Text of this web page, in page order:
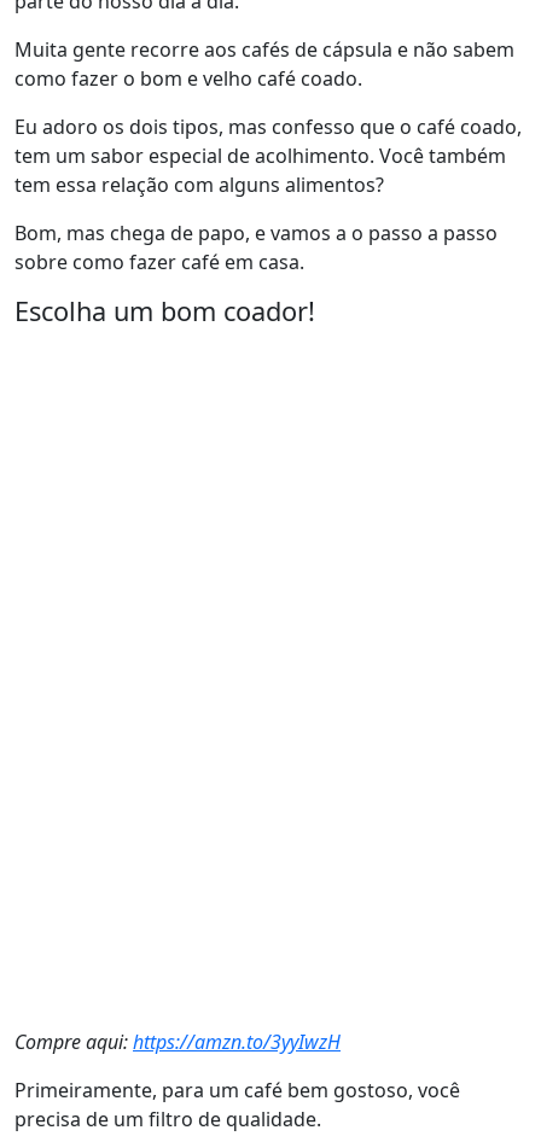
Muita gente recorre aos cafés de cápsula e não sabem
como fazer o bom e velho café coado.
Eu adoro os dois tipos, mas confesso que o café coado,
tem um sabor especial de acolhimento. Você também
tem essa relação com alguns alimentos?
Bom, mas chega de papo, e vamos a o passo a passo
sobre como fazer café em casa.
Escolha um bom coador!
Compre aqui:https://amzn.to/3yyIwzH
Primeiramente, para um café bem gostoso, você
precisa de um filtro de qualidade.